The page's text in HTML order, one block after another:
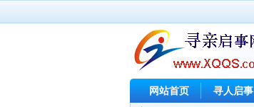
网站首页 寻人启事